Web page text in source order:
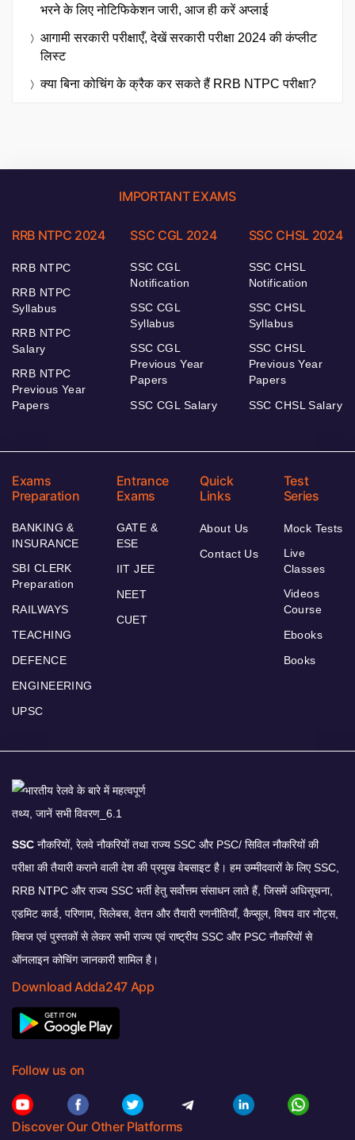
भरने के लिए नोटिफिकेशन जारी, आज ही करें अप्लाई
आगामी सरकारी परीक्षाएँ, देखें सरकारी परीक्षा 2024 की कंप्लीट
लिस्ट
क्या बिना कोचिंग के क्रैक कर सकते हैं RRB NTPC परीक्षा?
IMPORTANT EXAMS
RRB NTPC 2024
RRB NTPC
RRB NTPC
Syllabus
RRB NTPC
Salary
RRB NTPC
Previous Year
Papers
SSC CGL 2024
SSC CGL
Notification
SSC CGL
Syllabus
SSC CGL
Previous Year
Papers
SSC CGL Salary
SSC CHSL 2024
SSC CHSL
Notification
SSC CHSL
Syllabus
SSC CHSL
Previous Year
Papers
SSC CHSL Salary
Exams
Preparation
BANKING &
INSURANCE
SBI CLERK
Preparation
RAILWAYS
TEACHING
DEFENCE
ENGINEERING
UPSC
Entrance
Exams
GATE &
ESE
IIT JEE
NEET
CUET
Quick
Links
About Us
Contact Us
Test
Series
Mock Tests
Live
Classes
Videos
Course
Ebooks
Books
SSC नौकरियों, रेलवे नौकरियों तथा राज्य SSC और PSC/ सिविल नौकरियों की
परीक्षा की तैयारी कराने वाली देश की प्रमुख वेबसाइट है। हम उम्मीदवारों के लिए SSC,
RRB NTPC और राज्य SSC भर्ती हेतु सर्वोत्तम संसाधन लाते हैं, जिसमें अधिसूचना,
एडमिट कार्ड, परिणाम, सिलेबस, वेतन और तैयारी रणनीतियाँ, कैप्सूल, विषय वार नोट्स,
क्विज एवं पुस्तकों से लेकर सभी राज्य एवं राष्ट्रीय SSC और PSC नौकरियों से
ऑनलाइन कोचिंग जानकारी शामिल है।
Download Adda247 App
Follow us on
Discover Our Other Platforms